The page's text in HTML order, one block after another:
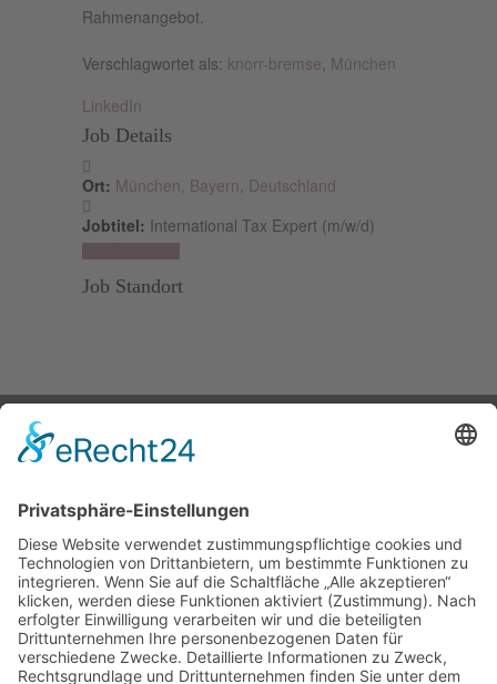
Rahmenangebot.
Verschlagwortet als: knorr-bremse, München
LinkedIn
Job Details
Ort: München, Bayern, Deutschland
Jobtitel: International Tax Expert (m/w/d)
Job Standort
Magazin
Kontakt
Datenschutz
Impressum